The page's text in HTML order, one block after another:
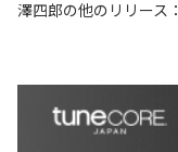
澤四郎の他のリリース：